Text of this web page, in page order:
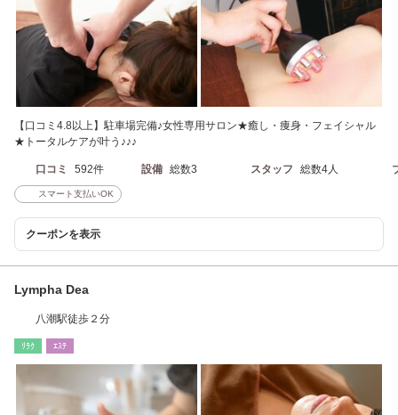
【口コミ4.8以上】駐車場完備♪女性専用サロン★癒し・痩身・フェイシャル
★トータルケアが叶う♪♪♪
口コミ 592件 設備 総数3 スタッフ 総数4人
スマート支払いOK
クーポンを表示
Lympha Dea
八潮駅徒歩２分
ﾘﾗｸ ｴｽﾃ